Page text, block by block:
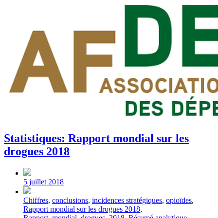
Statistiques: Rapport mondial sur les
drogues 2018
Post
date
5 juillet 2018
Tagged
with
Chiffres, conclusions, incidences stratégiques, opioïdes,
Rapport mondial sur les drogues 2018,